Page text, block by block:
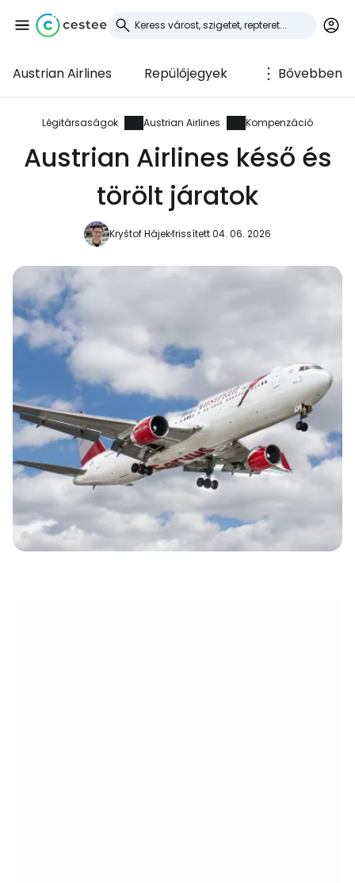
Austrian Airlines Repülőjegyek Bővebben
Légitársaságok Austrian Airlines Kompenzáció
Austrian Airlines késő és
törölt járatok
Kryštof Hájekfrissített 04. 06. 2026
Bejelentkezés a
Cestee-be
... az utazási közösség világszerte
Folytatás a Google-lal
Folytatás a Facebookkal
Folytassa e-mailben